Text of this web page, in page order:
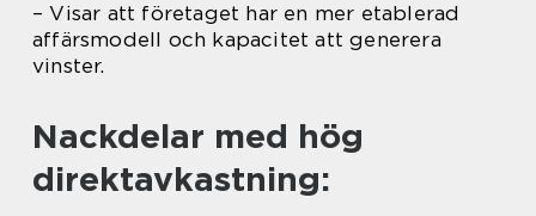
– Visar att företaget har en mer etablerad
affärsmodell och kapacitet att generera
vinster.
Nackdelar med hög
direktavkastning: